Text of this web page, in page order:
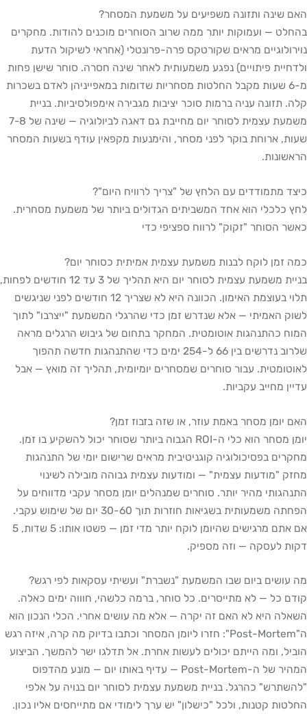
האם שינה ותזונה משפיעים על משמעת המסחר?
בהחלט — ועמוקות יותר ממה שרוב הסוחרים מוכנים להודות. מחקרים
נוירולוגיים מראים שקורטקס פרה-פרונטלי (אחראי לשיקול הדעת
ולדחיית פיתויים) נפגע משמעותית לאחר שינה חסרה. סוחר שישן פחות
מ-6 שעות מקבל החלטות מסחריות שדומות במאפייניהן לאדם בשכרות
קלה. תזונה עניה ברמות סוכר יציבות מגבירה אימפולסיביות. בניית
משמעת עצמית לסוחר יום מחייבת גם דאגה לביולוגיה — שינה של 7-8
שעות, ארוחת בוקר לפני מסחר, והימנעות מקפאין עודף בשעות המסחר
הראשונות.
כיצד מתמודדים עם הלחץ של "צריך לרוויח היום"?
לחץ כלכלי הוא אחד המשביתים הגדולים ביותר של משמעת מסחרית.
כאשר הסוחר "זקוק" לרווח ספציפי כדי
כמה זמן לוקח לבנות משמעת עצמית אמיתית כסוחר יום?
בניית משמעת עצמית לסוחר יום היא תהליך של 3 עד 12 חודשים לפחות,
תלוי בעוצמת האימון. הכוונה היא לא שצריך 12 חודשים לפני שניגשים
לשוק האמיתי — אלא שנדרש זמן כדי שהרגלי המשמעת "ייצרבו" לתוך
המוח כהתנהגות אוטומטית. המחקר בתחום של גיבוש הרגלים מראה
שלרוב נדרשים בין 66 ל-254 ימים כדי שהתנהגות חדשה תהפוך
לאוטומטית. עבור סוחרים שמסחרים יומיומית, תהליך זה מואץ — אבל
עדיין מחייב עקביות.
האם יומן מסחר באמת עוזר, או שזה בזבוז זמן?
יומן מסחר הוא כלי ה-ROI הגבוה ביותר שסוחר יכול להשקיע בו זמן.
מחקרים בפסיכולוגיה קוגניטיבית מראים שרישום יומי של התנהגות
מחזק "מודעות עצמית" — ומודעות עצמית גבוהה מובילה לשינוי
התנהגותי מהיר יותר. סוחרים שמנהלים יומן מסחר עקבי מדווחים על
הפחתה משמעותית בשגיאות חוזרות תוך 30-60 יום של שימוש עקבי.
אם אתם מרגישים שהיומן לוקח יותר מדי זמן — פשטו אותו: 5 שדות, 5
דקות לעסקה — וזה מספיק.
מה עושים ביום שבו המשמעת "נשברת" ועשיתי עסקאות לפי רגש?
קודם כל — לא מתייסרים. כל סוחר, ברמה כלשהי, חוווה ימים כאלה.
השאלה היא לא האם זה יקרה — אלא מה עושים אחרי. הכלי הנכון הוא
ה"Post-Mortem": חזרו ליומן המסחר וכתבו בדיוק מה קרה, איזה רגש
הוביל, ומה הייתם יכולים לעשות אחרת. אל תדלגו ישר להמשך. הביצוע
המהיר של ה-Post-Mortem — עדיף באותו יום — מונע מהדפוס
"להשתרש" כהרגל. בניית משמעת עצמית לסוחר יום בנויה על אלפי
החלטות קטנות, ולכל "כישלון" יש ערך לימודי אם מתייחסים אליו נכון.